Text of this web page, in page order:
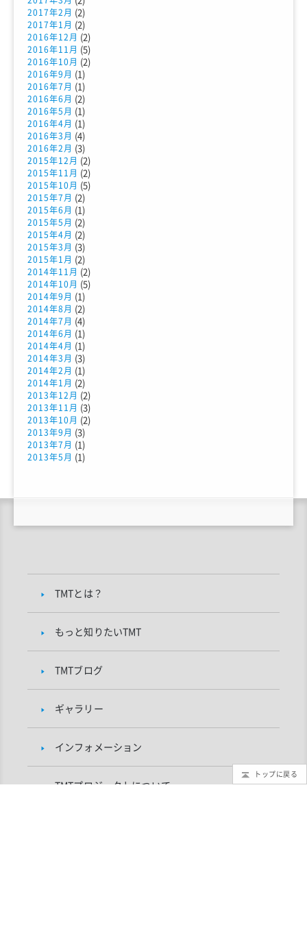
2017年2月 (2)
2017年1月 (2)
2016年12月 (2)
2016年11月 (5)
2016年10月 (2)
2016年9月 (1)
2016年7月 (1)
2016年6月 (2)
2016年5月 (1)
2016年4月 (1)
2016年3月 (4)
2016年2月 (3)
2015年12月 (2)
2015年11月 (2)
2015年10月 (5)
2015年7月 (2)
2015年6月 (1)
2015年5月 (2)
2015年4月 (2)
2015年3月 (3)
2015年1月 (2)
2014年11月 (2)
2014年10月 (5)
2014年9月 (1)
2014年8月 (2)
2014年7月 (4)
2014年6月 (1)
2014年4月 (1)
2014年3月 (3)
2014年2月 (1)
2014年1月 (2)
2013年12月 (2)
2013年11月 (3)
2013年10月 (2)
2013年9月 (3)
2013年7月 (1)
2013年5月 (1)
TMTとは？
もっと知りたいTMT
TMTブログ
ギャラリー
インフォメーション
TMTプロジェクトについて
トップに戻る